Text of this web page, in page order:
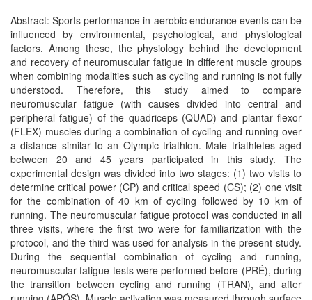
Abstract: Sports performance in aerobic endurance events can be
influenced by environmental, psychological, and physiological
factors. Among these, the physiology behind the development
and recovery of neuromuscular fatigue in different muscle groups
when combining modalities such as cycling and running is not fully
understood. Therefore, this study aimed to compare
neuromuscular fatigue (with causes divided into central and
peripheral fatigue) of the quadriceps (QUAD) and plantar flexor
(FLEX) muscles during a combination of cycling and running over
a distance similar to an Olympic triathlon. Male triathletes aged
between 20 and 45 years participated in this study. The
experimental design was divided into two stages: (1) two visits to
determine critical power (CP) and critical speed (CS); (2) one visit
for the combination of 40 km of cycling followed by 10 km of
running. The neuromuscular fatigue protocol was conducted in all
three visits, where the first two were for familiarization with the
protocol, and the third was used for analysis in the present study.
During the sequential combination of cycling and running,
neuromuscular fatigue tests were performed before (PRÉ), during
the transition between cycling and running (TRAN), and after